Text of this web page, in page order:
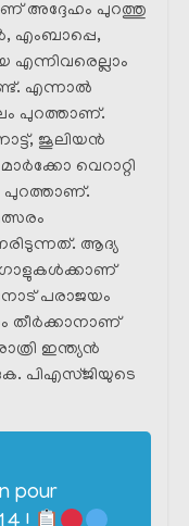
അദ്ദേഹം പുറത്തു
എംബാപ്പെ,
എന്നാൽ
പുറത്താണ്.
ജൂലിയൻ
വെറാറ്റി
പുറത്താണ്.
ആദ്യ
ഗോളുകൾക്കാണ്
പരാജയം
തീർക്കാനാണ്
ഇന്ത്യൻ
പിഎസ്ജിയുടെ
pour